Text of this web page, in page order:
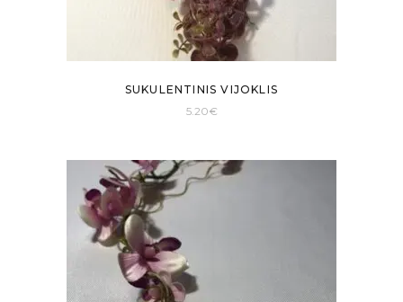
SUKULENTINIS VIJOKLIS
5.20€